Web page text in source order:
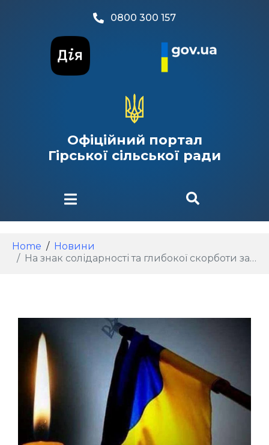
0800 300 157
Офіційний портал
Гірської сільської ради
Home
Новини
На знак солідарності та глибокої скорботи за жертвами чергової жорстокої й підступної атаки російських терористів, яка призвела до страшних руйнувань та масової загибелі мирних людей у Києві та на Київщині, 7 липня в Гірській громаді оголошено Днем жалоби.